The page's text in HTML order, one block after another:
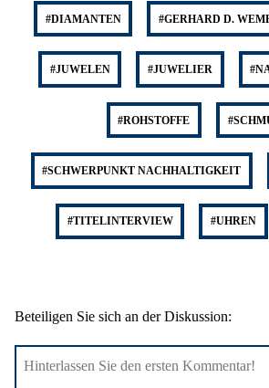
#DIAMANTEN #GERHARD D.
#JUWELEN #JUWELIER
#ROHSTOFFE
#SCHWERPUNKT NACHHALTIGKEIT
#TITELINTERVIEW #UHREN
Beteiligen Sie sich an der Diskussion: